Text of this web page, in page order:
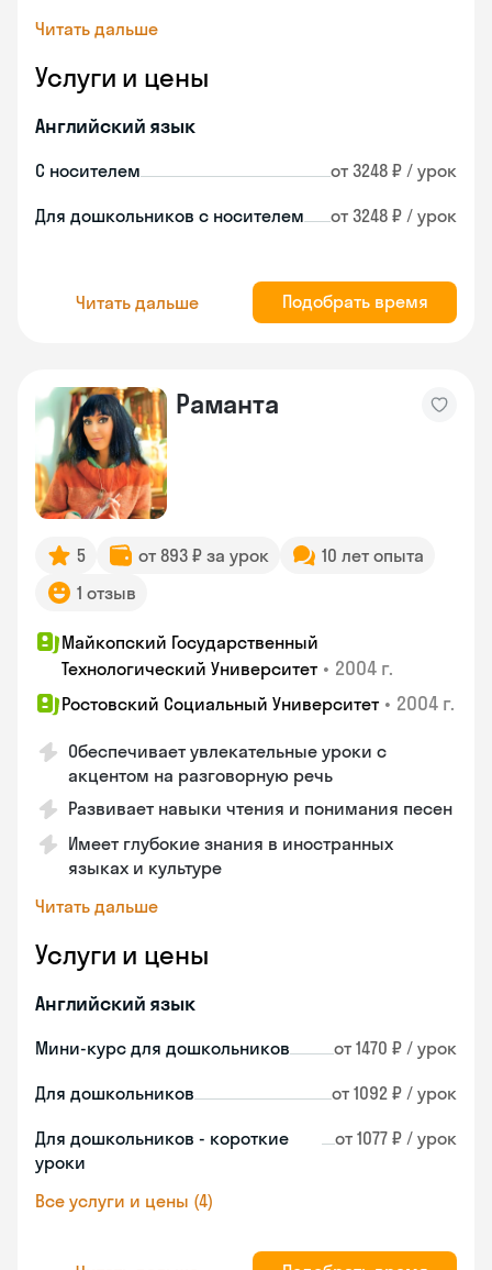
Читать дальше
Услуги и цены
Английский язык
С носителем от 3248 ₽ / урок
Для дошкольников с носителем от 3248 ₽ / урок
Читать дальше Подобрать время
Раманта
5 от 893 ₽ за урок
10 лет опыта
1 отзыв
Майкопский Государственный
Технологический Университет • 2004 г.
Ростовский Социальный Университет • 2004 г.
Обеспечивает увлекательные уроки с
акцентом на разговорную речь
Развивает навыки чтения и понимания песен
Имеет глубокие знания в иностранных
языках и культуре
Читать дальше
Услуги и цены
Английский язык
Мини-курс для дошкольников от 1470 ₽ / урок
Для дошкольников от 1092 ₽ / урок
Для дошкольников - короткие
уроки
от 1077 ₽ / урок
Все услуги и цены (4)